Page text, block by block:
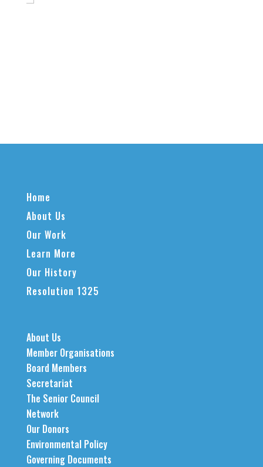
Home
About Us
Our Work
Learn More
Our History
Resolution 1325
About Us
Member Organisations
Board Members
Secretariat
The Senior Council
Network
Our Donors
Environmental Policy
Governing Documents